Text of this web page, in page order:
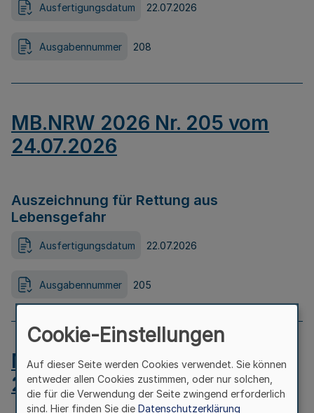
Ausfertigungsdatum 22.07.2026
Ausgabennummer 208
MB.NRW 2026 Nr. 205 vom
24.07.2026
Auszeichnung für Rettung aus
Lebensgefahr
Ausfertigungsdatum 22.07.2026
Ausgabennummer 205
MB.NRW 2026 Nr. 204 vom
24.07.2026
Cookie-Einstellungen
Auf dieser Seite werden Cookies verwendet. Sie können
entweder allen Cookies zustimmen, oder nur solchen,
die für die Verwendung der Seite zwingend erforderlich
sind. Hier finden Sie die Datenschutzerklärung